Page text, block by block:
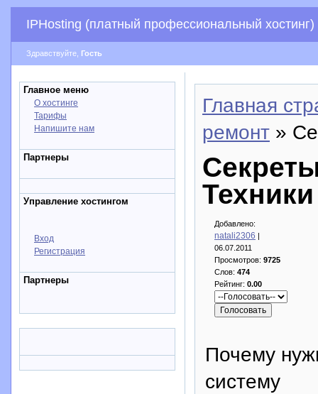
IPHosting (платный профессиональный хостинг)
Здравствуйте, Гость
Главное меню
О хостинге
Тарифы
Напишите нам
Партнеры
Управление хостингом
Вход
Регистрация
Партнеры
Главная
ремонт »
Техники
Добавлено:
natali2306 |
06.07.2011
Просмотров: 9725
Слов: 474
Рейтинг: 0.00
Почему
систему